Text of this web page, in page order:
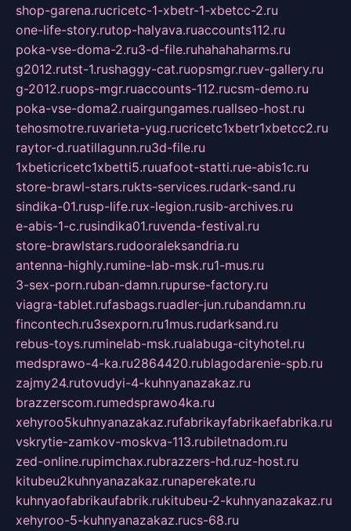
shop-garena.rucricetc-1-xbetr-1-xbetcc-2.ru
one-life-story.rutop-halyava.ruaccounts112.ru
poka-vse-doma-2.ru3-d-file.ruhahahaharms.ru
g2012.rutst-1.rushaggy-cat.ruopsmgr.ruev-gallery.ru
g-2012.ruops-mgr.ruaccounts-112.rucsm-demo.ru
poka-vse-doma2.ruairgungames.ruallseo-host.ru
tehosmotre.ruvarieta-yug.rucricetc1xbetr1xbetcc2.ru
raytor-d.ruatillagunn.ru3d-file.ru
1xbeticricetc1xbetti5.ruuafoot-statti.rue-abis1c.ru
store-brawl-stars.rukts-services.rudark-sand.ru
sindika-01.rusp-life.rux-legion.rusib-archives.ru
e-abis-1-c.rusindika01.ruvenda-festival.ru
store-brawlstars.rudooraleksandria.ru
antenna-highly.rumine-lab-msk.ru1-mus.ru
3-sex-porn.ruban-damn.rupurse-factory.ru
viagra-tablet.rufasbags.ruadler-jun.rubandamn.ru
fincontech.ru3sexporn.ru1mus.rudarksand.ru
rebus-toys.ruminelab-msk.rualabuga-cityhotel.ru
medsprawo-4-ka.ru2864420.rublagodarenie-spb.ru
zajmy24.rutovudyi-4-kuhnyanazakaz.ru
brazzerscom.rumedsprawo4ka.ru
xehyroo5kuhnyanazakaz.rufabrikayfabrikaefabrika.ru
vskrytie-zamkov-moskva-113.rubiletnadom.ru
zed-online.rupimchax.rubrazzers-hd.ruz-host.ru
kitubeu2kuhnyanazakaz.runaperekate.ru
kuhnyaofabrikaufabrik.rukitubeu-2-kuhnyanazakaz.ru
xehyroo-5-kuhnyanazakaz.rucs-68.ru